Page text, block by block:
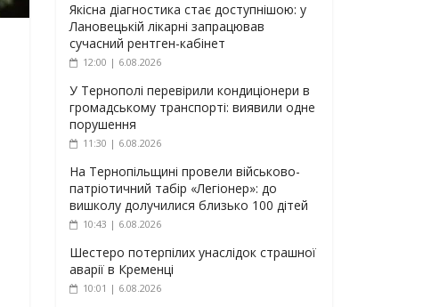
Якісна діагностика стає доступнішою: у
Лановецькій лікарні запрацював
сучасний рентген-кабінет
12:00 | 6.08.2026
У Тернополі перевірили кондиціонери в
громадському транспорті: виявили одне
порушення
11:30 | 6.08.2026
На Тернопільщині провели військово-
патріотичний табір «Легіонер»: до
вишколу долучилися близько 100 дітей
10:43 | 6.08.2026
Шестеро потерпілих унаслідок страшної
аварії в Кременці
10:01 | 6.08.2026